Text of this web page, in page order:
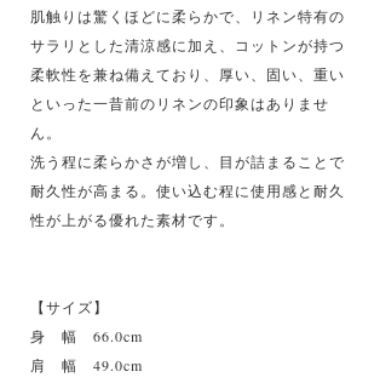
肌触りは驚くほどに柔らかで、リネン特有の
サラリとした清涼感に加え、コットンが持つ
柔軟性を兼ね備えており、厚い、固い、重い
といった一昔前のリネンの印象はありませ
ん。
洗う程に柔らかさが増し、目が詰まることで
耐久性が高まる。使い込む程に使用感と耐久
性が上がる優れた素材です。
【サイズ】
身 幅 66.0cm
肩 幅 49.0cm